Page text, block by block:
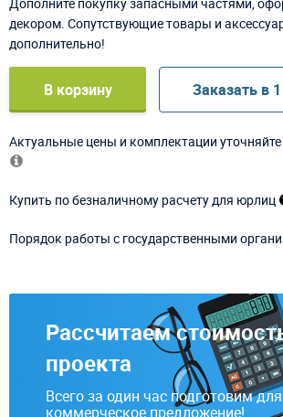
декором. Сопутствующие товары и
дополнительно!
В корзину Заказать в
Актуальные цены и комплектации
Купить по безналичному расчету для юрлиц
Порядок работы с государственными
Рассчитаем
проекта
Всего за один час подготовим
коммерческое предложение!